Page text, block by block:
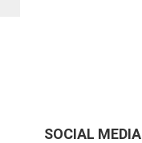
SOCIAL MEDIA